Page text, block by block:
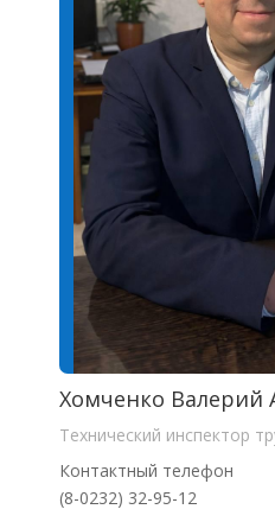
Хомченко Валерий
Технический инспектор
Контактный телефон
(8-0232) 32-95-12